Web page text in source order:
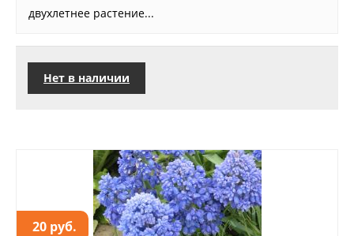
двухлетнее растение...
Нет в наличии
20 руб.